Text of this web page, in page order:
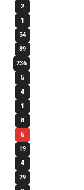
2
1
54
89
236
5
4
1
8
6
19
4
29